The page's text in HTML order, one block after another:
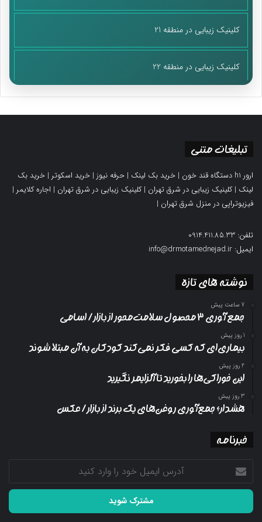
کلینیک زیبایی در منطقه 21
کلینیک زیبایی در منطقه 22
تبلیغات متنی
ارور h1 دستگاه قند خون | خرید بک لینک | حرفه نیوز | خرید اسکوتر | خرید بک
لینک |کلینیک زیبایی در شرق تهران |کلینیک زیبایی در شرق تهران | اجاره کلایمر |
فیزیوتراپی در منزل شرق تهران |
تلفن: 0914.411.85.33
ایمیل: info@drmotamednejad.ir
نوشته های تازه
7 ساعت پیش
جمع آوری ۳ محصول سلامت‌محور از بازار/ اسامی
1 روز پیش
بیماری‌ای که کسی فکر نمی‌کند کودکان به آن مبتلا شوند
2 روز پیش
این خوراکی‌ها را بخورید تا آلزایمر نگیرید
3 روز پیش
هشدار؛ جمع‌آوری روغن‌های یک برند از بازار/ عکس
خبرنامه
آدرس
ایمیل
خود
وارد